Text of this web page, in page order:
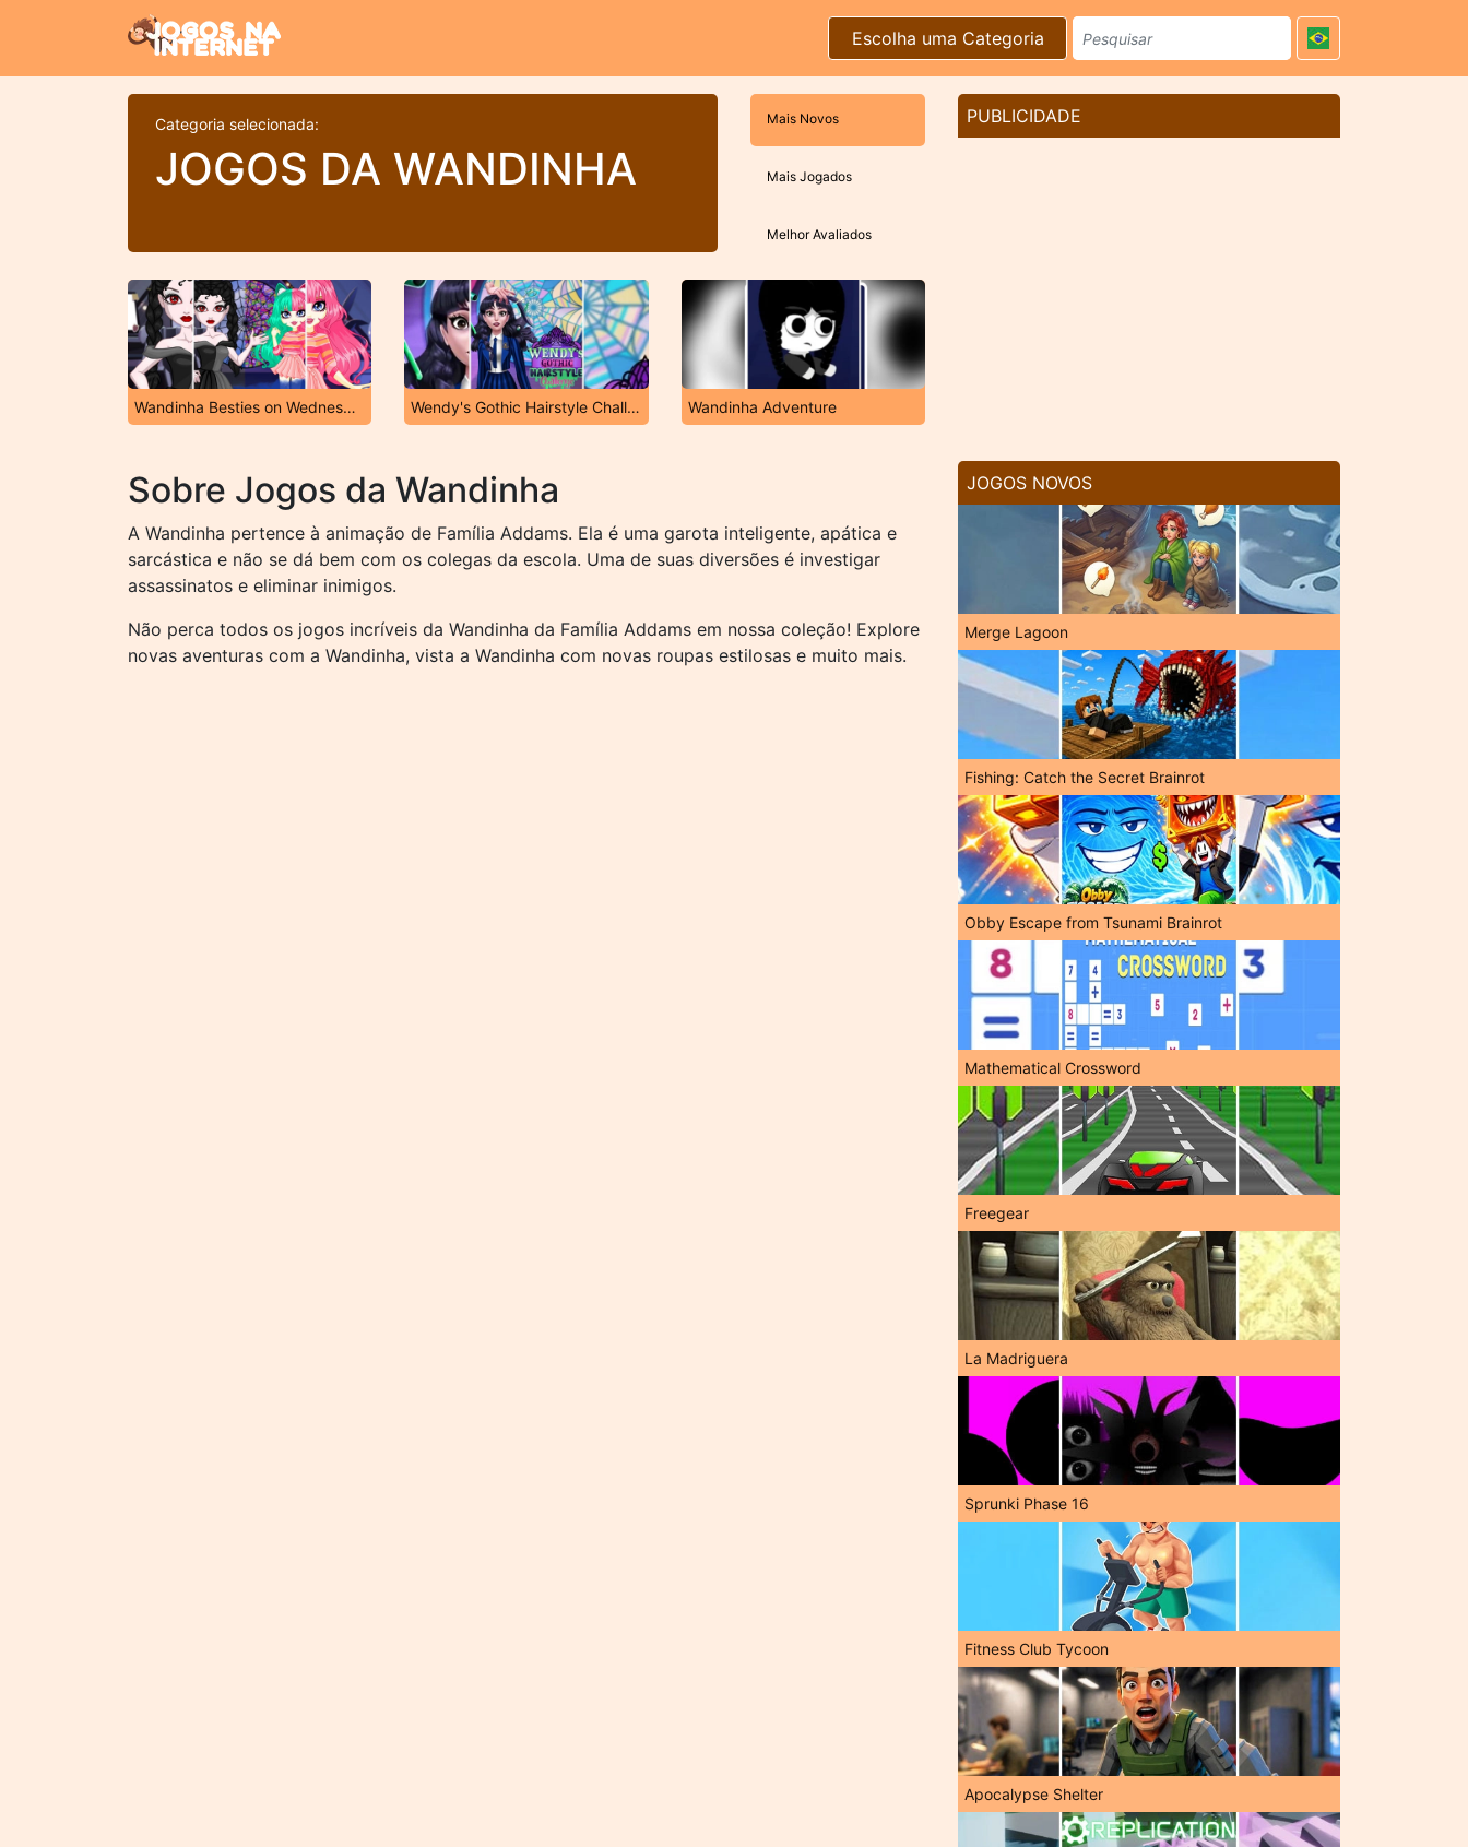
Escolha uma Categoria
Categoria selecionada:
JOGOS DA WANDINHA
Mais Novos
Mais Jogados
Melhor Avaliados
Wandinha Besties on Wednesday Wendy's Gothic Hairstyle Challenge Wandinha Adventure
Sobre Jogos da Wandinha
A Wandinha pertence à animação de Família Addams. Ela é uma garota inteligente, apática e
sarcástica e não se dá bem com os colegas da escola. Uma de suas diversões é investigar
assassinatos e eliminar inimigos.
Não perca todos os jogos incríveis da Wandinha da Família Addams em nossa coleção! Explore
novas aventuras com a Wandinha, vista a Wandinha com novas roupas estilosas e muito mais.
PUBLICIDADE
JOGOS NOVOS
Merge Lagoon
Fishing: Catch the Secret Brainrot
Obby Escape from Tsunami Brainrot
Mathematical Crossword
Freegear
La Madriguera
Sprunki Phase 16
Fitness Club Tycoon
Apocalypse Shelter